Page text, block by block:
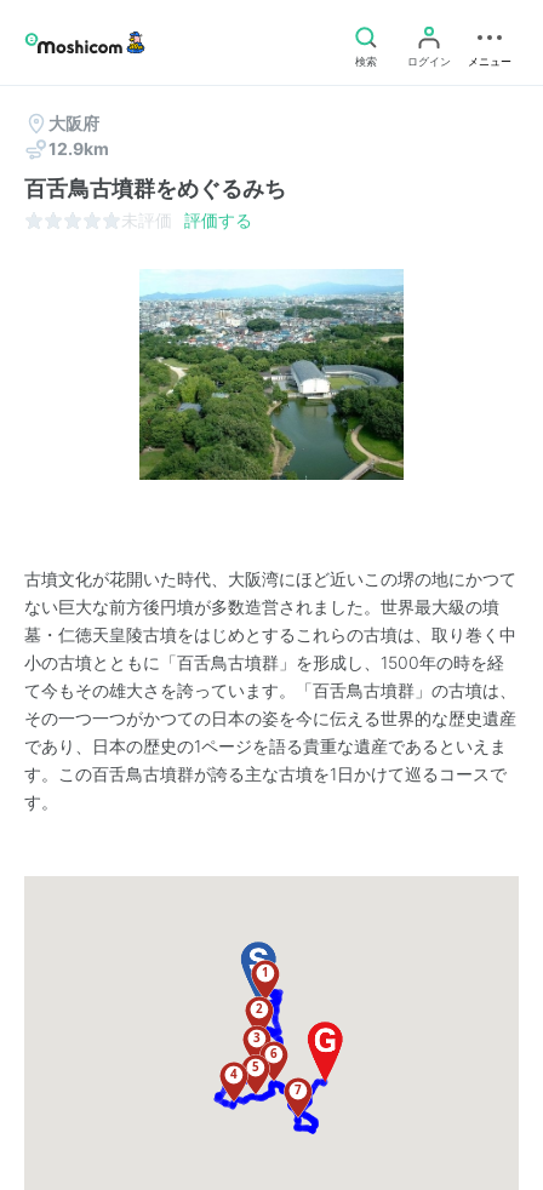
検索 ログイン メニュー
大阪府
12.9km
百舌鳥古墳群をめぐるみち
未評価 評価する
古墳文化が花開いた時代、大阪湾にほど近いこの堺の地にかつて
ない巨大な前方後円墳が多数造営されました。世界最大級の墳
墓・仁徳天皇陵古墳をはじめとするこれらの古墳は、取り巻く中
小の古墳とともに「百舌鳥古墳群」を形成し、1500年の時を経
て今もその雄大さを誇っています。「百舌鳥古墳群」の古墳は、
その一つ一つがかつての日本の姿を今に伝える世界的な歴史遺産
であり、日本の歴史の1ページを語る貴重な遺産であるといえま
す。この百舌鳥古墳群が誇る主な古墳を1日かけて巡るコースで
す。